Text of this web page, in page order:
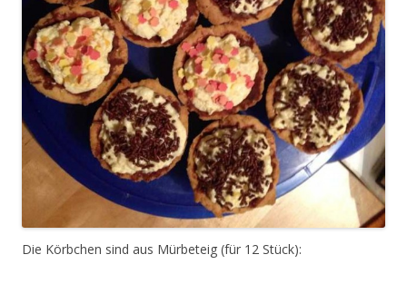
Die Körbchen sind aus Mürbeteig (für 12 Stück):